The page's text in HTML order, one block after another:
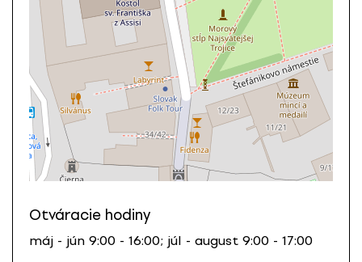
Otváracie hodiny
máj - jún 9:00 - 16:00; júl - august 9:00 - 17:00